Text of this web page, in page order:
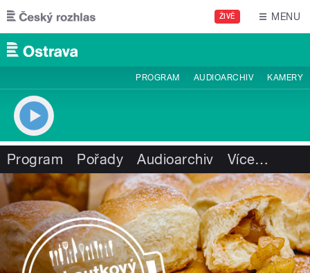
Přejít k hlavnímu obsahu
ŽIVĚ MENU
PROGRAM AUDIOARCHIV KAMERY
Program Pořady Audioarchiv Více…